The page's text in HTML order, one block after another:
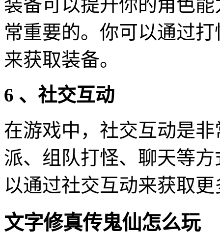
装备可以提升你的角色
常重要的。你可以通过
来获取装备。
6 、社交互动
在游戏中，社交互动是
派、组队打怪、聊天等
以通过社交互动来获取
文字修真传鬼仙怎么玩